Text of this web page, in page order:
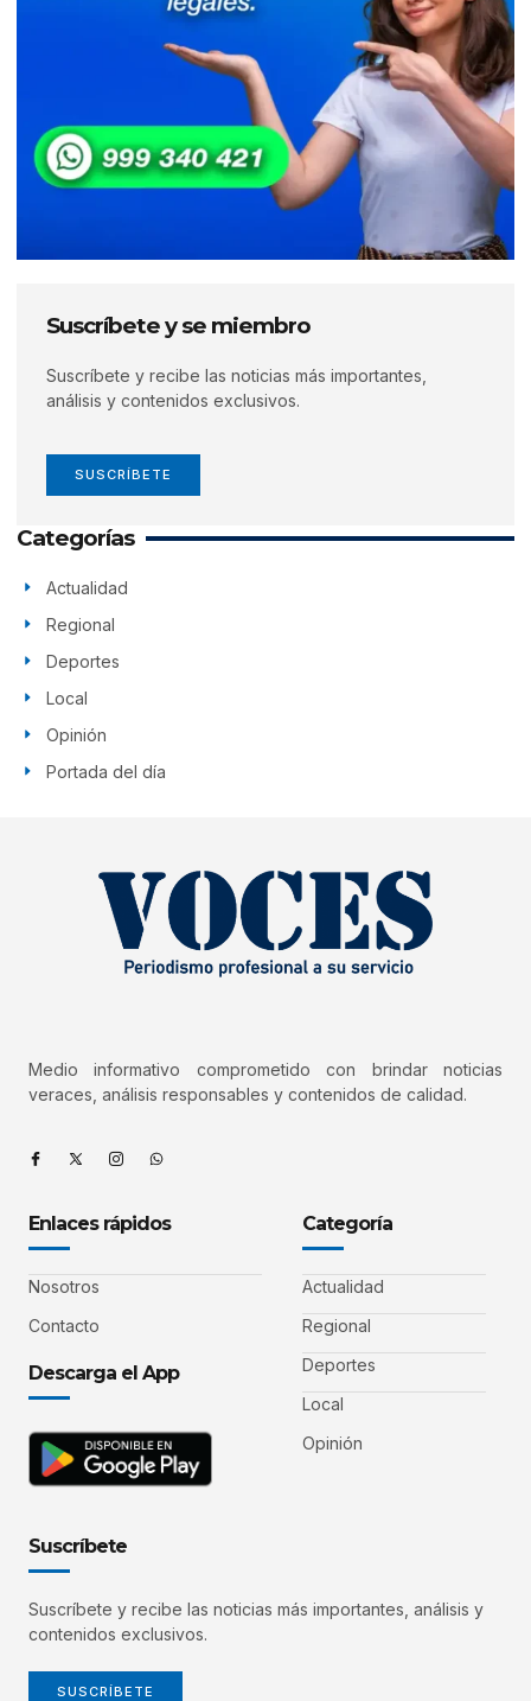
Suscríbete y se miembro
Suscríbete y recibe las noticias más importantes,
análisis y contenidos exclusivos.
SUSCRÍBETE
Categorías
Actualidad
Regional
Deportes
Local
Opinión
Portada del día
Medio informativo comprometido con brindar noticias
veraces, análisis responsables y contenidos de calidad.
Enlaces rápidos
Nosotros
Contacto
Descarga el App
Categoría
Actualidad
Regional
Deportes
Local
Opinión
Suscríbete
Suscríbete y recibe las noticias más importantes, análisis y
contenidos exclusivos.
SUSCRÍBETE